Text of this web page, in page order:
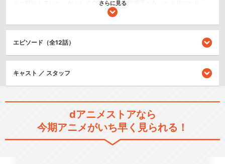
うと目論んでいた。かくしてウォッカムの監視下となったキリコたち
は、次々と過酷な戦場を転戦させられる…。
SF/ファンタジー
ロボット/メカ
戦争/ミリタリー
装甲騎兵ボトムズ
さらに見る
エピソード（全12話）
キャスト ／ スタッフ
dアニメストアなら
今期アニメがいち早く見られる！